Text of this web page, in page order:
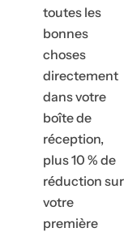
toutes les
bonnes
choses
directement
dans votre
boîte de
réception,
plus 10 % de
réduction sur
votre
première